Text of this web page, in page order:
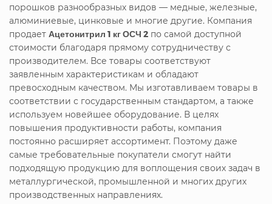
порошков разнообразных видов — медные, железные,
алюминиевые, цинковые и многие другие. Компания
продает Ацетонитрил 1 кг ОСЧ 2 по самой доступной
стоимости благодаря прямому сотрудничеству с
производителем. Все товары соответствуют
заявленным характеристикам и обладают
превосходным качеством. Мы изготавливаем товары в
соответствии с государственным стандартом, а также
используем новейшее оборудование. В целях
повышения продуктивности работы, компания
постоянно расширяет ассортимент. Поэтому даже
самые требовательные покупатели смогут найти
подходящую продукцию для воплощения своих задач в
металлургической, промышленной и многих других
производственных направлениях.